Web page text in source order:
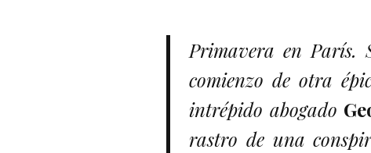
Primavera en
comienzo de otra
intrépido abogado
rastro de una